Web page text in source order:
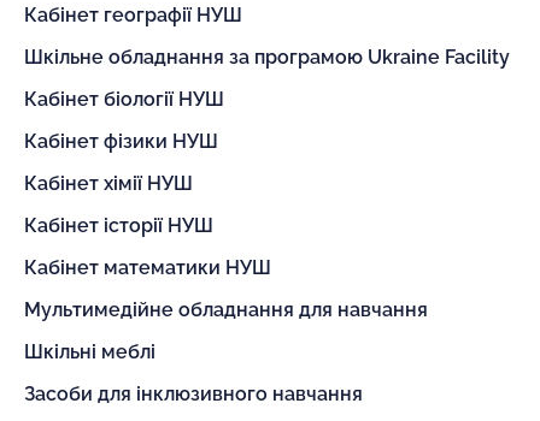
Кабінет географії НУШ
Шкільне обладнання за програмою Ukraine Facility
Кабінет біології НУШ
Кабінет фізики НУШ
Кабінет хімії НУШ
Кабінет історії НУШ
Кабінет математики НУШ
Мультимедійне обладнання для навчання
Шкільні меблі
Засоби для інклюзивного навчання